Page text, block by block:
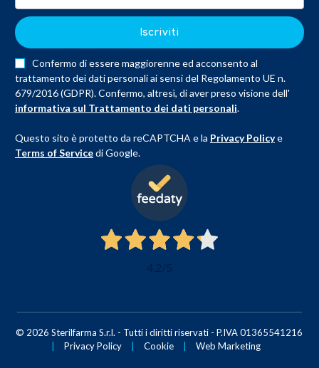
Iscriviti
Confermo di essere maggiorenne ed acconsento al
trattamento dei dati personali ai sensi del Regolamento UE n.
679/2016 (GDPR). Confermo, altresì, di aver preso visione dell'
informativa sul Trattamento dei dati personali.
Questo sito è protetto da reCAPTCHA e la Privacy Policye
Terms of Servicedi Google.
4,2/5
© 2026 Sterilfarma S.r.l. - Tutti i diritti riservati - P.IVA 01365541216
Privacy Policy Cookie Web Marketing